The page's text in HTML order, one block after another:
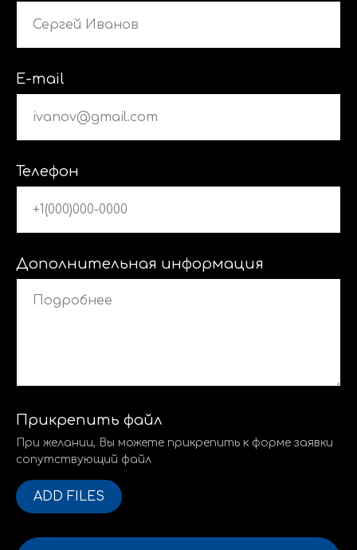
E-mail
Телефон
Дополнительная информация
Прикрепить файл
При желании, Вы можете прикрепить к форме заявки
сопутствующий файл
ADD FILES